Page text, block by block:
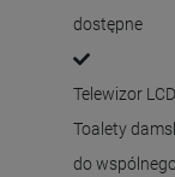
dostępne
Telewizor LCD
Toalety
do